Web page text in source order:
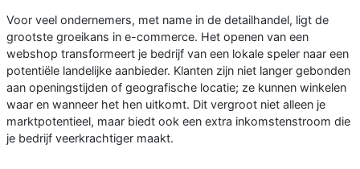
Voor veel ondernemers, met name in de detailhandel, ligt de
grootste groeikans in e-commerce. Het openen van een
webshop transformeert je bedrijf van een lokale speler naar een
potentiële landelijke aanbieder. Klanten zijn niet langer gebonden
aan openingstijden of geografische locatie; ze kunnen winkelen
waar en wanneer het hen uitkomt. Dit vergroot niet alleen je
marktpotentieel, maar biedt ook een extra inkomstenstroom die
je bedrijf veerkrachtiger maakt.